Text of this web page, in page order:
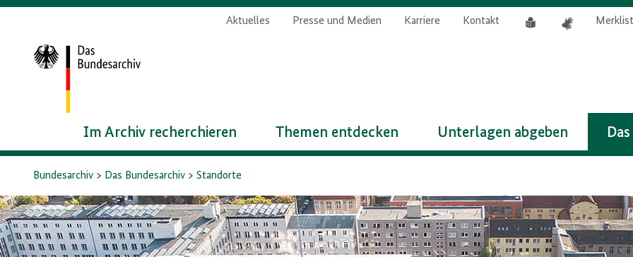
Aktuelles Presse und Medien Karriere Kontakt
Leichte
Zur
Startseite
Im Archiv recherchieren Themen entdecken Unterlagen abgeben
Bundesarchiv Das Bundesarchiv Standorte